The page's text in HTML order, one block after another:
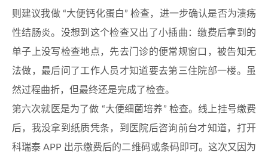
则建议我做 “大便钙化蛋白” 检查，进一步确认是否为溃疡
性结肠炎。没想到这个检查又出了小插曲：缴费后拿到的
单子上没写检查地点，先去门诊的便常规窗口，被告知无
法做，最后问了工作人员才知道要去第三住院部一楼。虽
然过程曲折，但最终还是完成了检查。
第六次就医是为了做 “大便细菌培养” 检查。线上挂号缴费
后，我没拿到纸质凭条，到医院后咨询前台才知道，打开
科瑞泰 APP 出示缴费后的二维码或条码即可。这次又因为